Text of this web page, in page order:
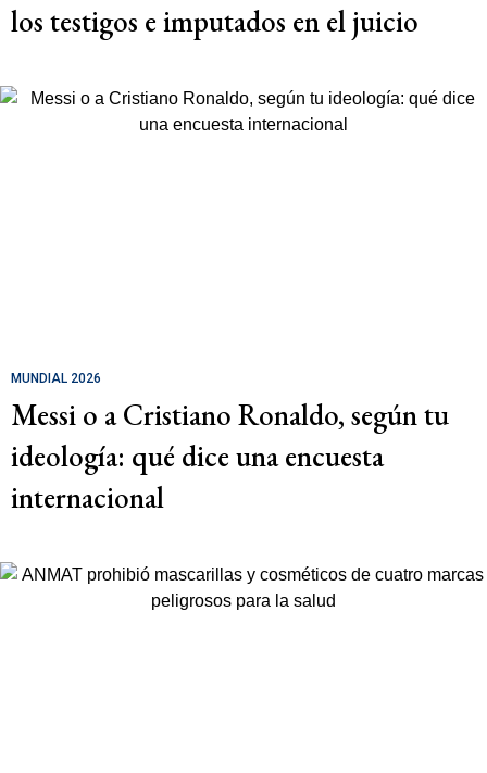
los testigos e imputados en el juicio
MUNDIAL 2026
Messi o a Cristiano Ronaldo, según tu
ideología: qué dice una encuesta
internacional